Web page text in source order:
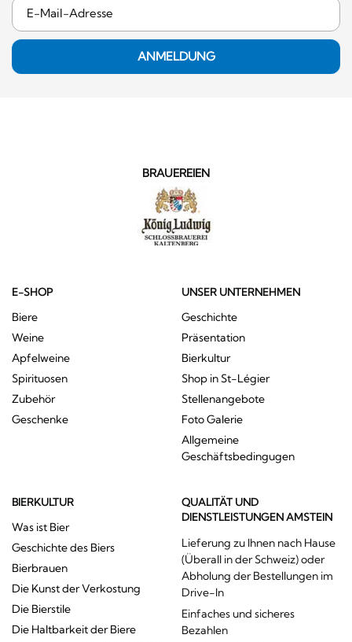
ANMELDUNG
BRAUEREIEN
E-SHOP
Biere
Weine
Apfelweine
Spirituosen
Zubehör
Geschenke
UNSER UNTERNEHMEN
Geschichte
Präsentation
Bierkultur
Shop in St-Légier
Stellenangebote
Foto Galerie
Allgemeine
Geschäftsbedingugen
BIERKULTUR
Was ist Bier
Geschichte des Biers
Bierbrauen
Die Kunst der Verkostung
Die Bierstile
Die Haltbarkeit der Biere
QUALITÄT UND
DIENSTLEISTUNGEN AMSTEIN
Lieferung zu Ihnen nach Hause
(Überall in der Schweiz) oder
Abholung der Bestellungen im
Drive-In
Einfaches und sicheres
Bezahlen